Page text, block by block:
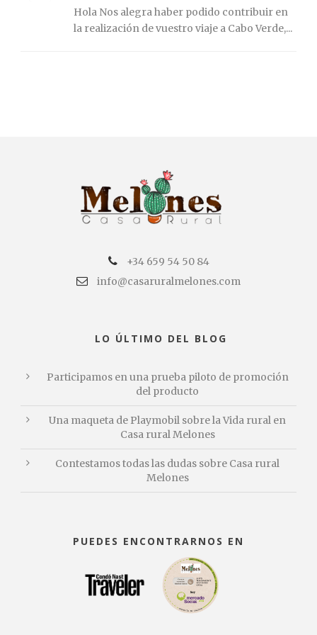
Hola Nos alegra haber podido contribuir en
la realización de vuestro viaje a Cabo Verde,...
+34 659 54 50 84
info@casaruralmelones.com
LO ÚLTIMO DEL BLOG
Participamos en una prueba piloto de promoción
del producto
Una maqueta de Playmobil sobre la Vida rural en
Casa rural Melones
Contestamos todas las dudas sobre Casa rural
Melones
PUEDES ENCONTRARNOS EN